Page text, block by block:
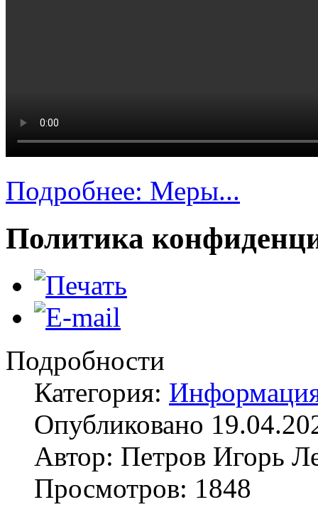
Подробнее: Меры...
Политика
Подробности
Категория:
Опубликовано
Автор: Петров Игорь
Просмотров: 1848